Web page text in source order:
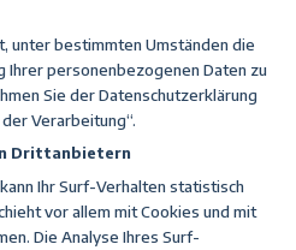
unter bestimmten Umständen die
Ihrer personenbezogenen Daten zu
Sie der Datenschutzerklärung
Verarbeitung“.
Drittanbietern
Ihr Surf-Verhalten statistisch
vor allem mit Cookies und mit
Die Analyse Ihres Surf-